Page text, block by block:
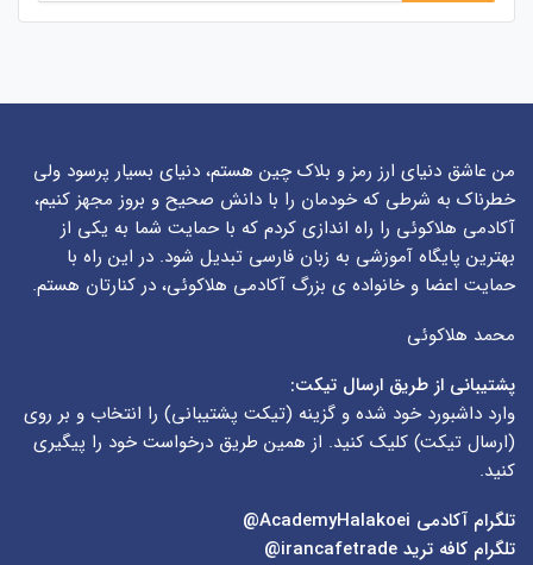
من عاشق دنیای ارز رمز و بلاک چین هستم، دنیای بسیار پرسود ولی
خطرناک به شرطی که خودمان را با دانش صحیح و بروز مجهز کنیم،
آکادمی هلاکوئی را راه اندازی کردم که با حمایت شما به یکی از
بهترین پایگاه آموزشی به زبان فارسی تبدیل شود. در این راه با
حمایت اعضا و خانواده ی بزرگ آکادمی هلاکوئی، در کنارتان هستم.
محمد هلاکوئی
پشتیبانی از طریق ارسال تیکت:
وارد داشبورد خود شده و گزینه (تیکت پشتیبانی) را انتخاب و بر روی
(ارسال تیکت) کلیک کنید. از همین طریق درخواست خود را پیگیری
کنید.
تلگرام آکادمی
تلگرام کافه ترید irancafetrade@